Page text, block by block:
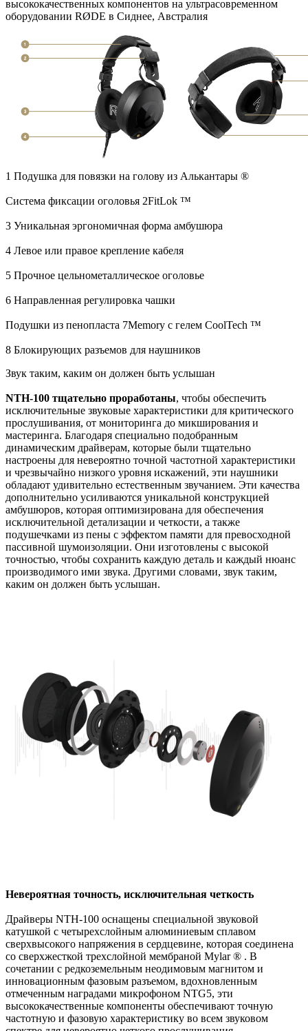
высококачественных компонентов на ультрасовременном
оборудовании RØDE в Сиднее, Австралия
1 Подушка для повязки на голову из Алькантары ®️
Система фиксации оголовья 2FitLok ™️
3 Уникальная эргономичная форма амбушюра
4 Левое или правое крепление кабеля
5 Прочное цельнометаллическое оголовье
6 Направленная регулировка чашки
Подушки из пенопласта 7Memory с гелем CoolTech ™️
8 Блокирующих разъемов для наушников
Звук таким, каким он должен быть услышан
NTH-100 тщательно проработаны, чтобы обеспечить
исключительные звуковые характеристики для критического
прослушивания, от мониторинга до микширования и
мастеринга. Благодаря специально подобранным
динамическим драйверам, которые были тщательно
настроены для невероятно точной частотной характеристики
и чрезвычайно низкого уровня искажений, эти наушники
обладают удивительно естественным звучанием. Эти качества
дополнительно усиливаются уникальной конструкцией
амбушюров, которая оптимизирована для обеспечения
исключительной детализации и четкости, а также
подушечками из пены с эффектом памяти для превосходной
пассивной шумоизоляции. Они изготовлены с высокой
точностью, чтобы сохранить каждую деталь и каждый нюанс
производимого ими звука. Другими словами, звук таким,
каким он должен быть услышан.
Невероятная точность, исключительная четкость
Драйверы NTH-100 оснащены специальной звуковой
катушкой с четырехслойным алюминиевым сплавом
сверхвысокого напряжения в сердцевине, которая соединена
со сверхжесткой трехслойной мембраной Mylar ® . В
сочетании с редкоземельным неодимовым магнитом и
инновационным фазовым разъемом, вдохновленным
отмеченным наградами микрофоном NTG5, эти
высококачественные компоненты обеспечивают точную
частотную и фазовую характеристику во всем звуковом